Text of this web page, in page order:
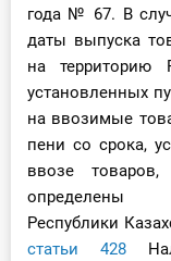
года № 67. В
даты выпуска
на территорию
установленных
на ввозимые
пени со срока,
ввозе
определены
Республики
статьи 428